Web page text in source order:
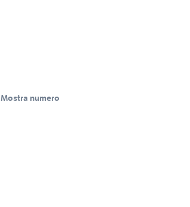
Mostra numero